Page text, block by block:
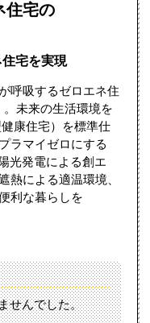
住宅の
宅を実現
呼吸するゼロエネ住
。未来の生活環境を
康住宅）を標準仕
ラマイゼロにする
光発電による創エ
熱による適温環境、
利な暮らしを
せんでした。